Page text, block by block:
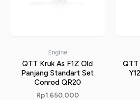
Engine
QTT Kruk As F1Z Old
Panjang Standart Set
Conrod QR20
Rp1.650.000
QTT